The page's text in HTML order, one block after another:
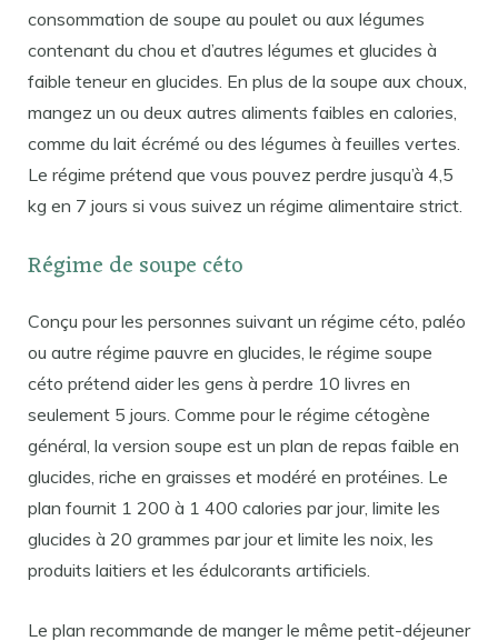
consommation de soupe au poulet ou aux légumes
contenant du chou et d’autres légumes et glucides à
faible teneur en glucides. En plus de la soupe aux choux,
mangez un ou deux autres aliments faibles en calories,
comme du lait écrémé ou des légumes à feuilles vertes.
Le régime prétend que vous pouvez perdre jusqu’à 4,5
kg en 7 jours si vous suivez un régime alimentaire strict.
Régime de soupe céto
Conçu pour les personnes suivant un régime céto, paléo
ou autre régime pauvre en glucides, le régime soupe
céto prétend aider les gens à perdre 10 livres en
seulement 5 jours. Comme pour le régime cétogène
général, la version soupe est un plan de repas faible en
glucides, riche en graisses et modéré en protéines. Le
plan fournit 1 200 à 1 400 calories par jour, limite les
glucides à 20 grammes par jour et limite les noix, les
produits laitiers et les édulcorants artificiels.
Le plan recommande de manger le même petit-déjeuner